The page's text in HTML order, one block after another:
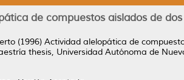
de compuestos aislados de
(1996) Actividad alelopática de
thesis, Universidad Autónoma de